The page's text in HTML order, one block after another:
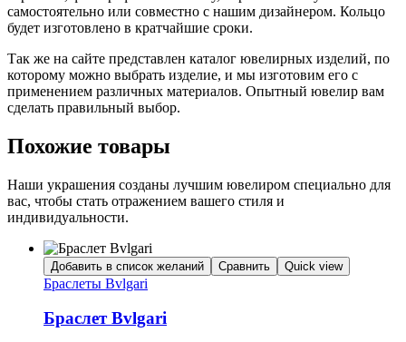
самостоятельно или совместно с нашим дизайнером. Кольцо
будет изготовлено в кратчайшие сроки.
Так же на сайте представлен каталог ювелирных изделий, по
которому можно выбрать изделие, и мы изготовим его с
применением различных материалов. Опытный ювелир вам
сделать правильный выбор.
Похожие товары
Наши украшения созданы лучшим ювелиром специально для
вас, чтобы стать отражением вашего стиля и
индивидуальности.
Добавить в список желаний Сравнить Quick view
Браслеты Bvlgari
Браслет Bvlgari